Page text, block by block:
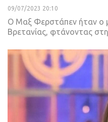
09/07/2023 20:10
Ο Μαξ Φερστάπεν ήταν ο
Βρετανίας, φτάνοντας